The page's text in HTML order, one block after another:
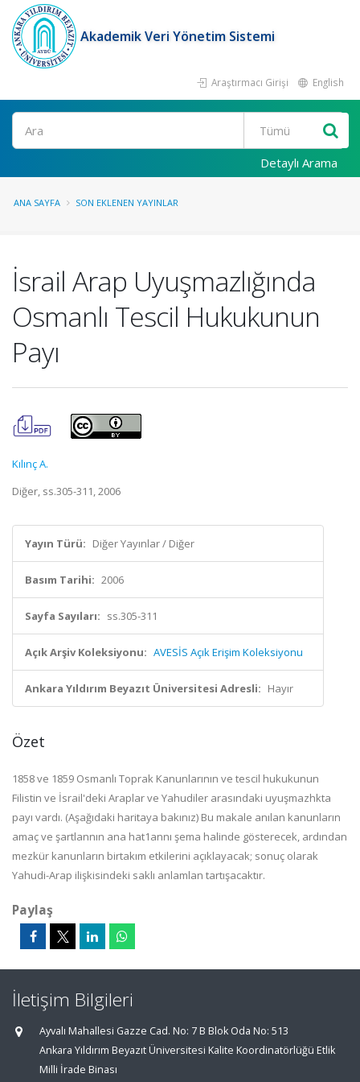
Akademik Veri Yönetim Sistemi
Araştırmacı Girişi English
Ara
Detaylı Arama
ANA SAYFA SON EKLENEN YAYINLAR
İsrail Arap Uyuşmazlığında
Osmanlı Tescil Hukukunun
Payı
Kılınç A.
Diğer, ss.305-311, 2006
Yayın Türü: Diğer Yayınlar / Diğer
Basım Tarihi: 2006
Sayfa Sayıları: ss.305-311
Açık Arşiv Koleksiyonu: AVESİS Açık Erişim Koleksiyonu
Ankara Yıldırım Beyazıt Üniversitesi Adresli: Hayır
Özet
1858 ve 1859 Osmanlı Toprak Kanunlarının ve tescil hukukunun
Filistin ve İsrail'deki Araplar ve Yahudiler arasındaki uyuşmazhkta
payı vardı. (Aşağıdaki haritaya bakınız) Bu makale anılan kanunların
amaç ve şartlannın ana hat1annı şema halinde gösterecek, ardından
mezkür kanunların birtakım etkilerini açıklayacak; sonuç olarak
Yahudi-Arap ilişkisindeki saklı anlamlan tartışacaktır.
Paylaş
İletişim Bilgileri
Ayvalı Mahallesi Gazze Cad. No: 7 B Blok Oda No: 513
Ankara Yıldırım Beyazıt Üniversitesi Kalite Koordinatörlüğü Etlik
Milli İrade Binası